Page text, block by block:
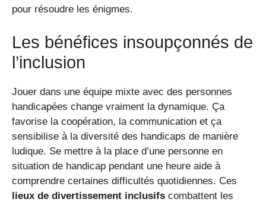
pour résoudre les énigmes.
Les bénéfices insoupçonnés de
l’inclusion
Jouer dans une équipe mixte avec des personnes
handicapées change vraiment la dynamique. Ça
favorise la coopération, la communication et ça
sensibilise à la diversité des handicaps de manière
ludique. Se mettre à la place d’une personne en
situation de handicap pendant une heure aide à
comprendre certaines difficultés quotidiennes. Ces
lieux de divertissement inclusifs combattent les